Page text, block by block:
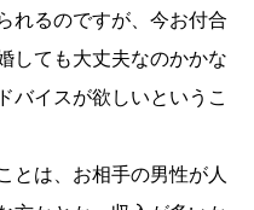
れるのですが、今お付合
しても大丈夫なのかかな
バイスが欲しいというこ
とは、お相手の男性が人